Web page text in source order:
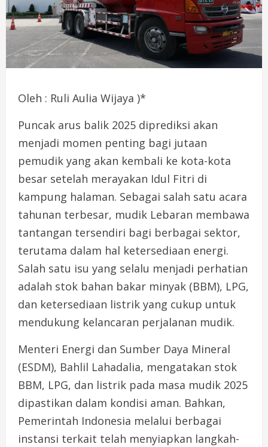
Oleh : Ruli Aulia Wijaya )*
Puncak arus balik 2025 diprediksi akan
menjadi momen penting bagi jutaan
pemudik yang akan kembali ke kota-kota
besar setelah merayakan Idul Fitri di
kampung halaman. Sebagai salah satu acara
tahunan terbesar, mudik Lebaran membawa
tantangan tersendiri bagi berbagai sektor,
terutama dalam hal ketersediaan energi.
Salah satu isu yang selalu menjadi perhatian
adalah stok bahan bakar minyak (BBM), LPG,
dan ketersediaan listrik yang cukup untuk
mendukung kelancaran perjalanan mudik.
Menteri Energi dan Sumber Daya Mineral
(ESDM), Bahlil Lahadalia, mengatakan stok
BBM, LPG, dan listrik pada masa mudik 2025
dipastikan dalam kondisi aman. Bahkan,
Pemerintah Indonesia melalui berbagai
instansi terkait telah menyiapkan langkah-